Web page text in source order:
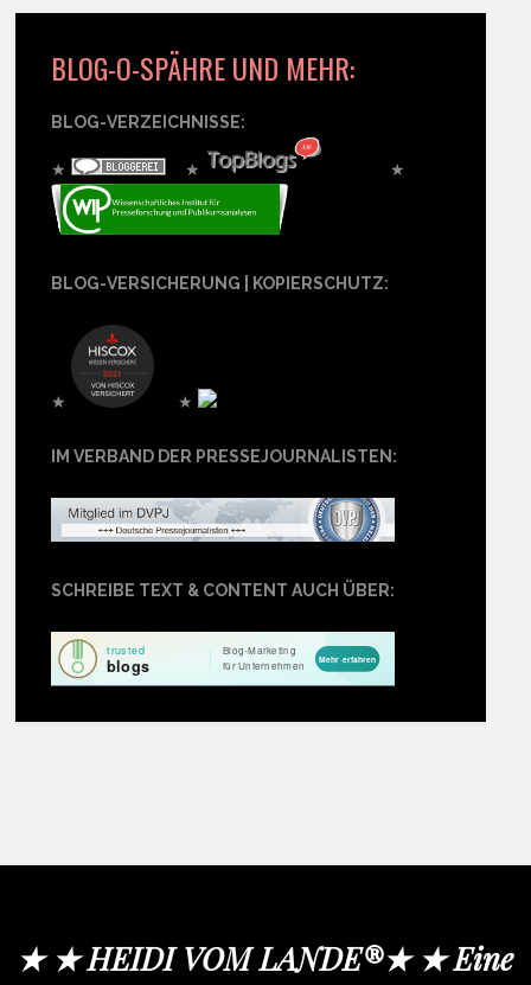
BLOG-O-SPÄHRE UND MEHR:
BLOG-VERZEICHNISSE:
★ ★ ★
BLOG-VERSICHERUNG | KOPIERSCHUTZ:
★ ★
IM VERBAND DER PRESSEJOURNALISTEN:
SCHREIBE TEXT & CONTENT AUCH ÜBER:
★ ★ HEIDI VOM LANDE®★ ★ Eine